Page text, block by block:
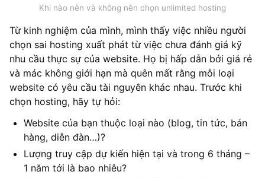
Khi nào nên và không nên chọn unlimited hosting
Từ kinh nghiệm của mình, mình thấy việc nhiều người
chọn sai hosting xuất phát từ việc chưa đánh giá kỹ
nhu cầu thực sự của website. Họ bị hấp dẫn bởi giá rẻ
và mác không giới hạn mà quên mất rằng mỗi loại
website có yêu cầu tài nguyên khác nhau. Trước khi
chọn hosting, hãy tự hỏi:
Website của bạn thuộc loại nào (blog, tin tức, bán
hàng, diễn đàn…)?
Lượng truy cập dự kiến hiện tại và trong 6 tháng –
1 năm tới là bao nhiêu?